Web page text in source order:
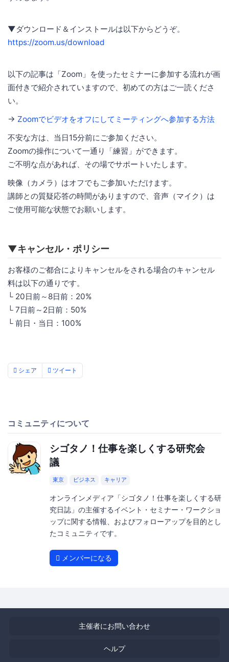
▼ダウンロード＆インストールは以下からどうぞ。
https://zoom.us/download
以下の記事は「Zoom」を使ったセミナーに参加する流れが画
面付きで紹介されていますので、初めての方はご一読くださ
い。
→ Zoomでビデオをオフにしてミーティングへ参加する方法
不安な方は、当日15分前にご参加ください。
Zoomの操作について一通り「練習」ができます。
ご不明な点があれば、その場でサポートいたします。
映像（カメラ）はオフでもご参加いただけます。
講師との質疑応答の時間がありますので、音声（マイク）は
ご使用可能な状態でお願いします。
▼キャンセル・ポリシー
お客様のご都合によりキャンセルをされる場合のキャンセル
料は以下の通りです。
└ 20日前～8日前：20%
└ 7日前～2日前：50%
└ 前日・当日：100%
シェア ツイート
コミュニティについて
シゴタノ！仕事を楽しくする研究会
議
東京 ビジネス キャリア
オンラインメディア「シゴタノ！仕事を楽しくする研
究日誌」の主催するイベント・セミナー・ワークショ
ップに関する情報、およびフォローアップを目的とし
たコミュニティです。
メンバーになる
主催者にお問い合わせ
ヘルプ